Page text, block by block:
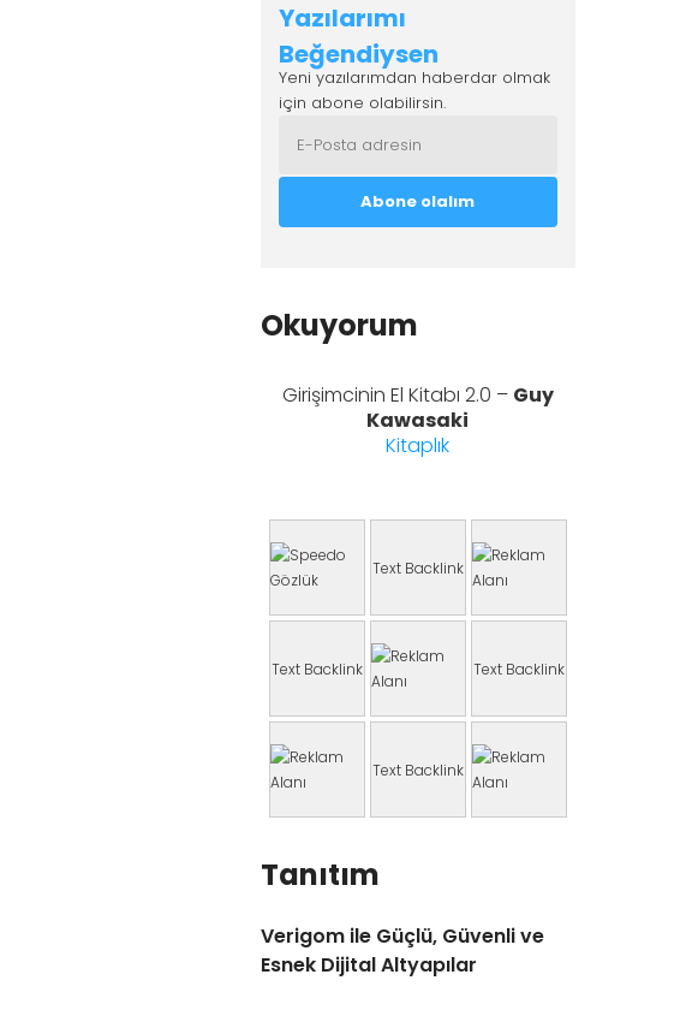
Yazılarımı
Beğendiysen
Yeni yazılarımdan haberdar olmak
için abone olabilirsin.
Okuyorum
Girişimcinin El Kitabı 2.0 – Guy
Kawasaki
Kitaplık
Text Backlink
Text Backlink Text Backlink
Text Backlink
Tanıtım
Verigom ile Güçlü, Güvenli ve
Esnek Dijital Altyapılar